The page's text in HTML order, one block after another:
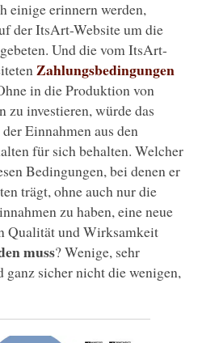
einige erinnern werden,
der ItsArt-Website um die
Und die vom ItsArt-
Zahlungsbedingungen
in die Produktion von
investieren, würde das
Einnahmen aus den
für sich behalten. Welcher
Bedingungen, bei denen er
trägt, ohne auch nur die
zu haben, eine neue
Qualität und Wirksamkeit
muss? Wenige, sehr
sicher nicht die wenigen,